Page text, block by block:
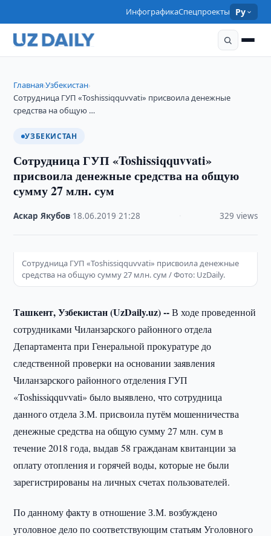
ИнфографикаСпецпроекты Ру
Главная›Узбекистан›
Сотрудница ГУП «Toshissiqquvvati» присвоила денежные
средства на общую …
УЗБЕКИСТАН
Сотрудница ГУП «Toshissiqquvvati»
присвоила денежные средства на общую
сумму 27 млн. сум
Аскар Якубов 18.06.2019 ·21:28 329 views
Сотрудница ГУП «Toshissiqquvvati» присвоила денежные
средства на общую сумму 27 млн. сум / Фото: UzDaily.
Ташкент, Узбекистан (UzDaily.uz) --В ходе проведенной
сотрудниками Чиланзарского районного отдела
Департамента при Генеральной прокуратуре до
следственной проверки на основании заявления
Чиланзарского районного отделения ГУП
«Toshissiqquvvati» было выявлено, что сотрудница
данного отдела З.М. присвоила путём мошенничества
денежные средства на общую сумму 27 млн. сум в
течение 2018 года, выдав 58 гражданам квитанции за
оплату отопления и горячей воды, которые не были
зарегистрированы на личных счетах пользователей.
По данному факту в отношение З.М. возбуждено
уголовное дело по соответствующим статьям Уголовного